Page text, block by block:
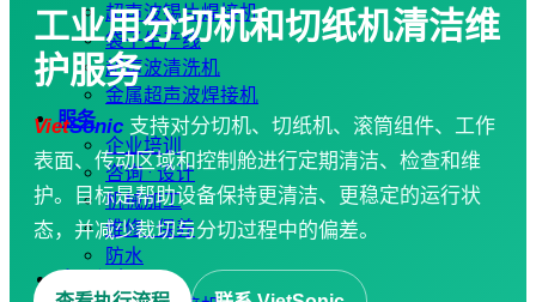
超声波锡片焊接机
袋子生产线
超声波清洗机
金属超声波焊接机
服务
企业培训
咨询 · 设计
机械加工
维修 · 保养
防水
工业用分切机和切纸机清洁维
护服务
VietSonic 支持对分切机、切纸机、滚筒组件、工作
表面、传动区域和控制舱进行定期清洁、检查和维
护。目标是帮助设备保持更清洁、更稳定的运行状
态，并减少裁切与分切过程中的偏差。